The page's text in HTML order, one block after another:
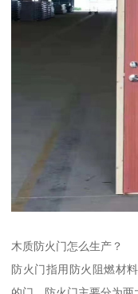
木质防火门怎么生产？
防火门指用防火阻燃材